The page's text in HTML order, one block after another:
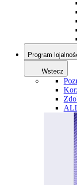
Program
Wstecz